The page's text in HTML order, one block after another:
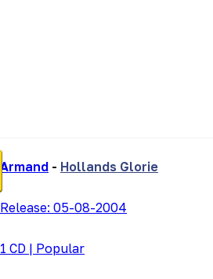
Armand - Hollands Glorie
Release: 05-08-2004
1 CD | Popular